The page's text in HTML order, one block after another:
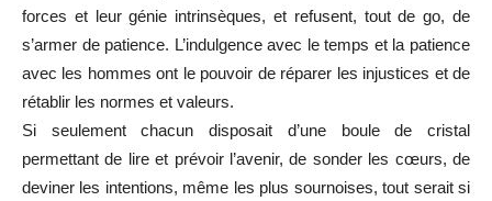
forces et leur génie intrinsèques, et refusent, tout de go, de
s’armer de patience. L’indulgence avec le temps et la patience
avec les hommes ont le pouvoir de réparer les injustices et de
rétablir les normes et valeurs.
Si seulement chacun disposait d’une boule de cristal
permettant de lire et prévoir l’avenir, de sonder les cœurs, de
deviner les intentions, même les plus sournoises, tout serait si